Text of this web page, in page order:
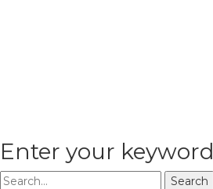
Enter your keyword
Search